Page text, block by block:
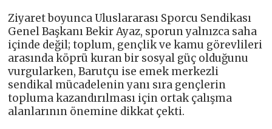
Ziyaret boyunca Uluslararası Sporcu Sendikası
Genel Başkanı Bekir Ayaz, sporun yalnızca saha
içinde değil; toplum, gençlik ve kamu görevlileri
arasında köprü kuran bir sosyal güç olduğunu
vurgularken, Barutçu ise emek merkezli
sendikal mücadelenin yanı sıra gençlerin
topluma kazandırılması için ortak çalışma
alanlarının önemine dikkat çekti.